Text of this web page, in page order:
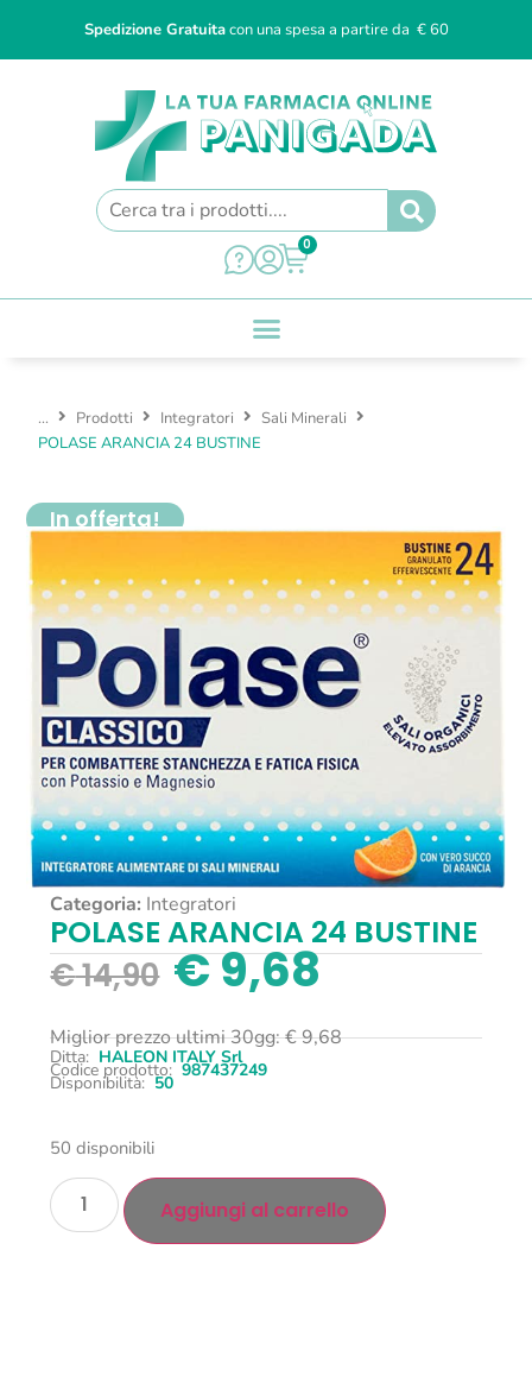
Spedizione Gratuitacon una spesa a partire da € 60
0
... Prodotti Integratori
Sali Minerali
POLASE ARANCIA 24 BUSTINE
In offerta!
Categoria: Integratori
POLASE ARANCIA 24 BUSTINE
€14,90 €9,68
Miglior prezzo ultimi 30gg:€9,68
Ditta: HALEON ITALY Srl
Codice prodotto: 987437249
Disponibilità: 50
50 disponibili
Aggiungi al carrello